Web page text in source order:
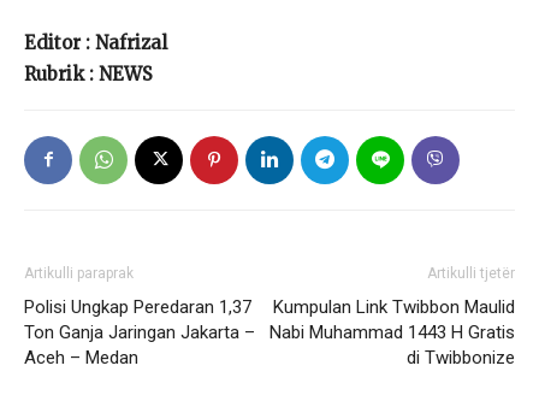
Editor : Nafrizal
Rubrik : NEWS
Artikulli paraprak
Polisi Ungkap Peredaran 1,37
Ton Ganja Jaringan Jakarta –
Aceh – Medan
Artikulli tjetër
Kumpulan Link Twibbon Maulid
Nabi Muhammad 1443 H Gratis
di Twibbonize